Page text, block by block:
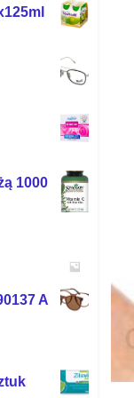
1000
A